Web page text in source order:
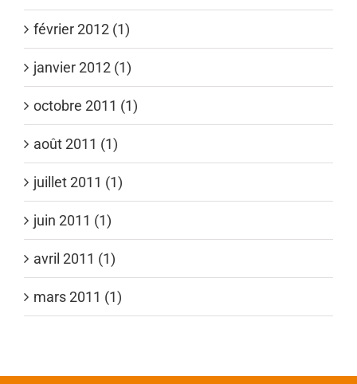
février 2012 (1)
janvier 2012 (1)
octobre 2011 (1)
août 2011 (1)
juillet 2011 (1)
juin 2011 (1)
avril 2011 (1)
mars 2011 (1)